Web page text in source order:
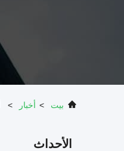
بيت > أخبار >
الأحداث